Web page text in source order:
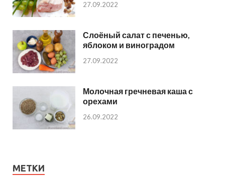
27.09.2022
Слоёный салат с печенью,
яблоком и виноградом
27.09.2022
Молочная гречневая каша с
орехами
26.09.2022
МЕТКИ